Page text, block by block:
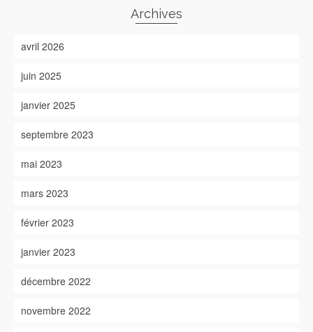
Archives
avril 2026
juin 2025
janvier 2025
septembre 2023
mai 2023
mars 2023
février 2023
janvier 2023
décembre 2022
novembre 2022